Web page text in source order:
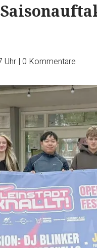
Uhr | 0 Kommentare